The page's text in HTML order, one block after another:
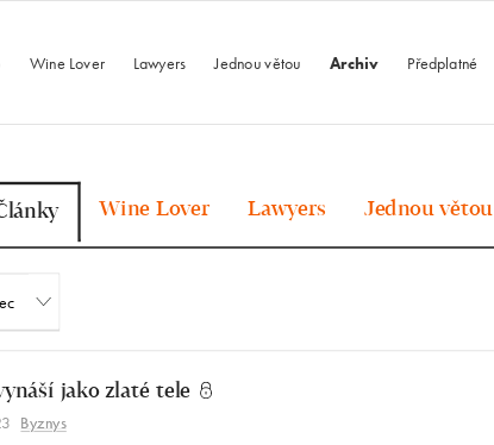
Wine Lover Lawyers Jednou větou Archiv Předplatné
Wine Lover Lawyers Jednou větou
jako zlaté tele
Byznys